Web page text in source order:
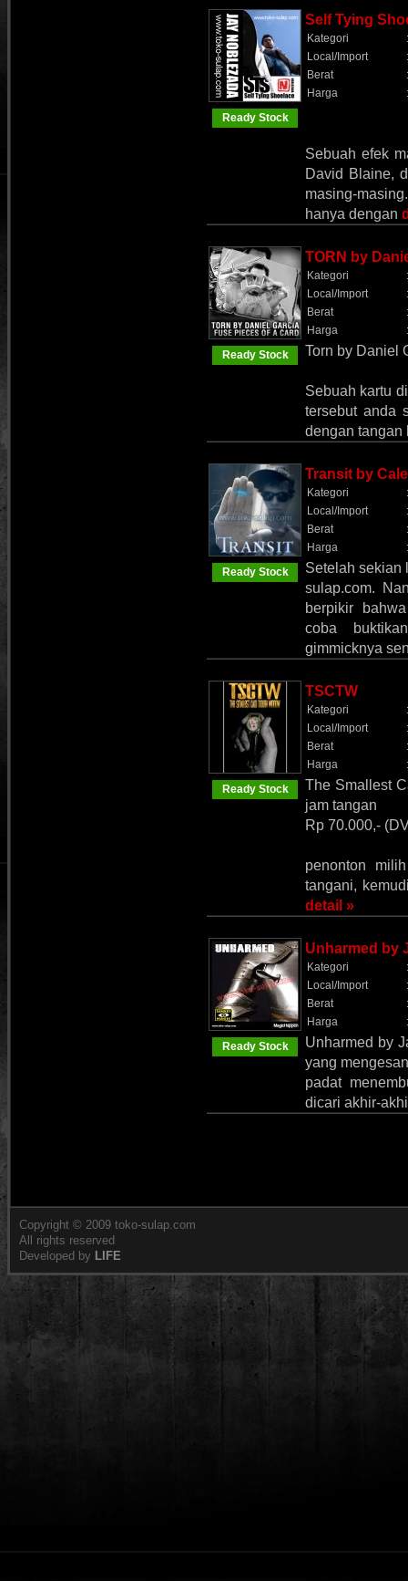
Ready Stock
Self Tying
Kategori
:
Local/Import
:
Berat
:
Harga
:
Sebuah efek
David Blaine,
masing-
hanya dengan
Ready Stock
TORN by
Kategori
:
Local/Import
:
Berat
:
Harga
:
Torn by Daniel
Sebuah kartu
tersebut anda
dengan
Ready Stock
Transit by
Kategori
:
Local/Import
:
Berat
:
Harga
:
Setelah sekian
sulap.com.
berpikir
coba
gimmicknya
Ready Stock
TSCTW
Kategori
:
Local/Import
:
Berat
:
Harga
:
The Smallest
jam tangan
Rp 70.000,-
penonton
tangani,
detail »
Ready Stock
Unharmed by
Kategori
:
Local/Import
:
Berat
:
Harga
:
Unharmed by
yang
padat
dicari akhir-
Copyright © 2009 toko-sulap.com
All rights reserved
Developed by LIFE